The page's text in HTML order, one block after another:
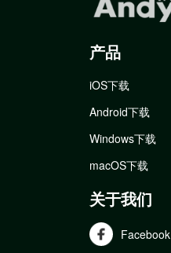
产品
iOS下载
Android下载
Windows下载
macOS下载
关于我们
Facebook